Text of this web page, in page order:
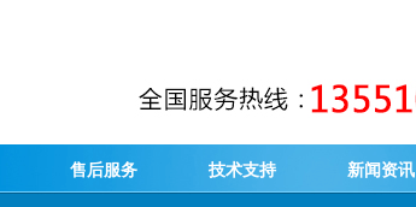
售后服务 技术支持 新闻资讯